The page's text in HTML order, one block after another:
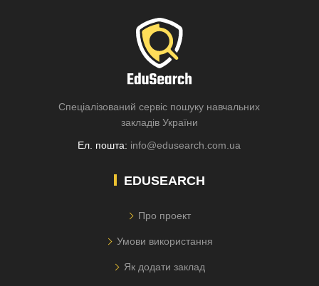
Спеціалізований сервіс пошуку навчальних
закладів України
Ел. пошта: info@edusearch.com.ua
EDUSEARCH
Про проект
Умови використання
Як додати заклад